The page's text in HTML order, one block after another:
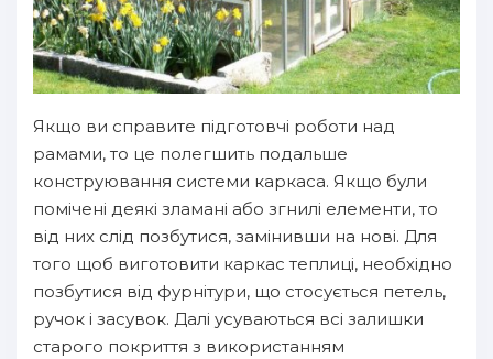
Якщо ви справите підготовчі роботи над
рамами, то це полегшить подальше
конструювання системи каркаса. Якщо були
помічені деякі зламані або згнилі елементи, то
від них слід позбутися, замінивши на нові. Для
того щоб виготовити каркас теплиці, необхідно
позбутися від фурнітури, що стосується петель,
ручок і засувок. Далі усуваються всі залишки
старого покриття з використанням